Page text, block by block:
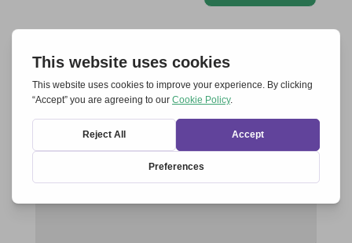
Einen Kommentar abschicken
Deine E-Mail-Adresse wird nicht veröffentlicht.
Erforderliche Felder sind mit*markiert